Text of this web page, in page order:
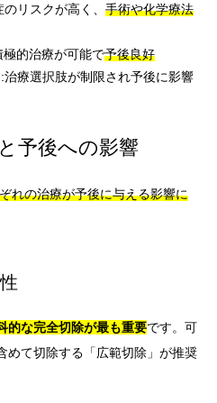
のリスクが高く、手術や化学療法
極的治療が可能で予後良好
:治療選択肢が制限され予後に影響
予後への影響
れの治療が予後に与える影響に
的な完全切除が最も重要です。可
めて切除する「広範切除」が推奨